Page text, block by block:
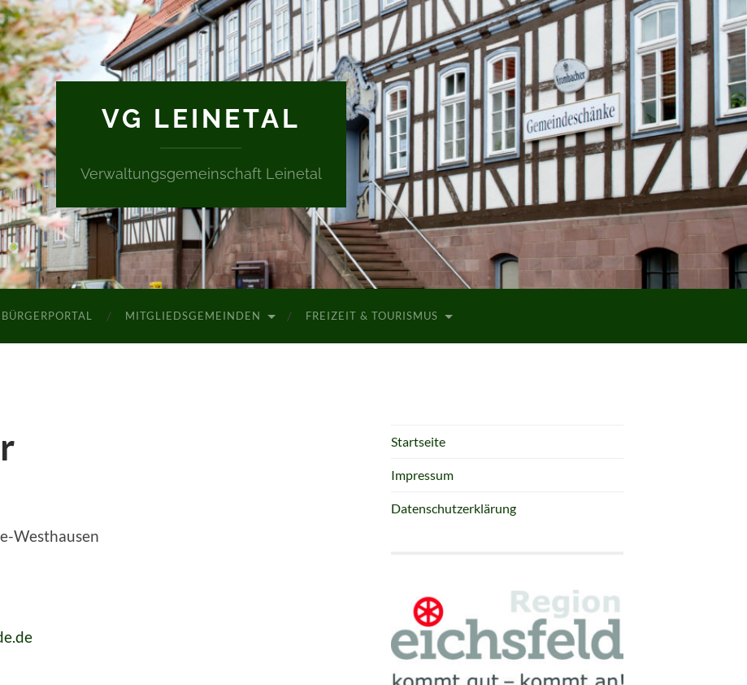
VG LEINETAL
Verwaltungsgemeinschaft Leinetal
BÜRGERPORTAL MITGLIEDSGEMEINDEN FREIZEIT & TOURISMUS
Westhausen
Startseite
Impressum
Datenschutzerklärung